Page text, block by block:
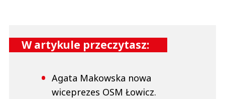
W artykule przeczytasz:
Agata Makowska nowa
wiceprezes OSM Łowicz.